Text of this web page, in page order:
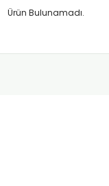
Ürün Bulunamadı.